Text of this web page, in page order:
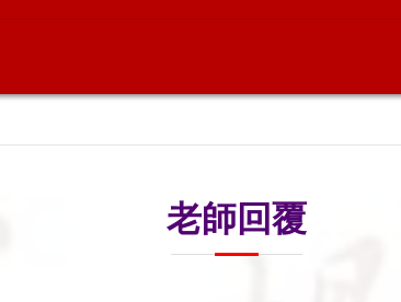
老師回覆